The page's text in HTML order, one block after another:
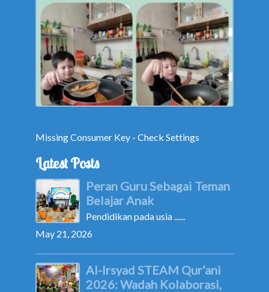
Missing Consumer Key - Check Settings
Latest Posts
Peran Guru Sebagai Teman
Belajar Anak
Pendidikan pada usia ......
May 21, 2026
Al-Irsyad STEAM Qur’ani
2026: Wadah Kolaborasi,